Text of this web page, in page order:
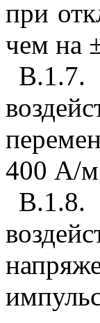
при
чем на
В.1.7.
400 А/
В.1.8.